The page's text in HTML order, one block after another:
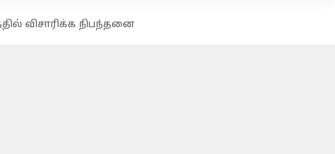
விசாரிக்க நிபந்தனை